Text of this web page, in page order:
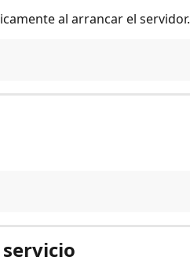
al arrancar el servidor.